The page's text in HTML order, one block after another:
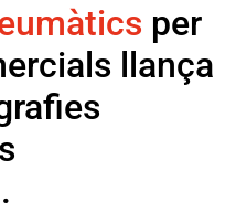
per
llança